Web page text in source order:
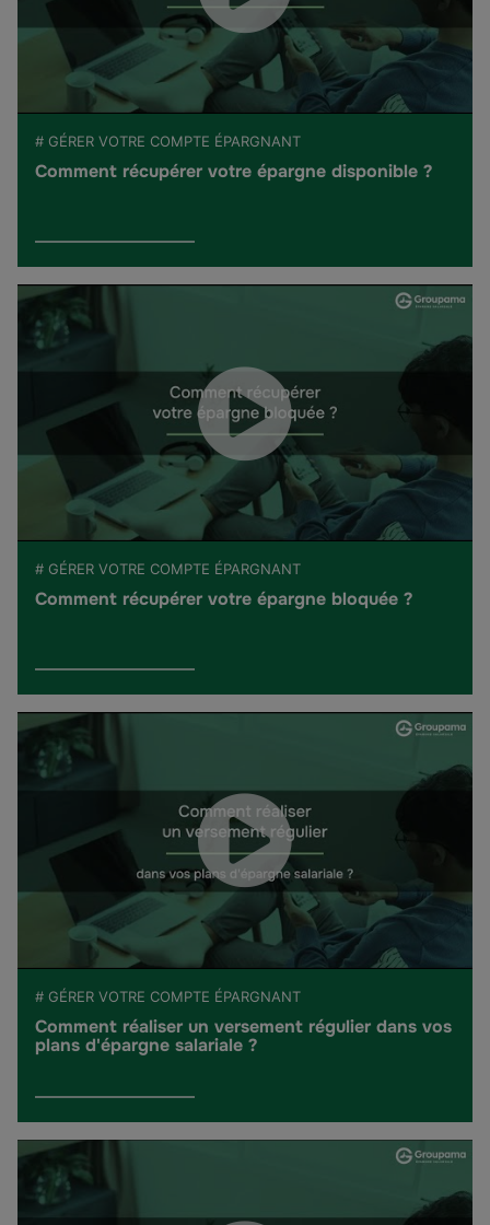
# GÉRER VOTRE COMPTE ÉPARGNANT
Comment récupérer votre épargne disponible ?
# GÉRER VOTRE COMPTE ÉPARGNANT
Comment récupérer votre épargne bloquée ?
# GÉRER VOTRE COMPTE ÉPARGNANT
Comment réaliser un versement régulier dans vos
plans d'épargne salariale ?